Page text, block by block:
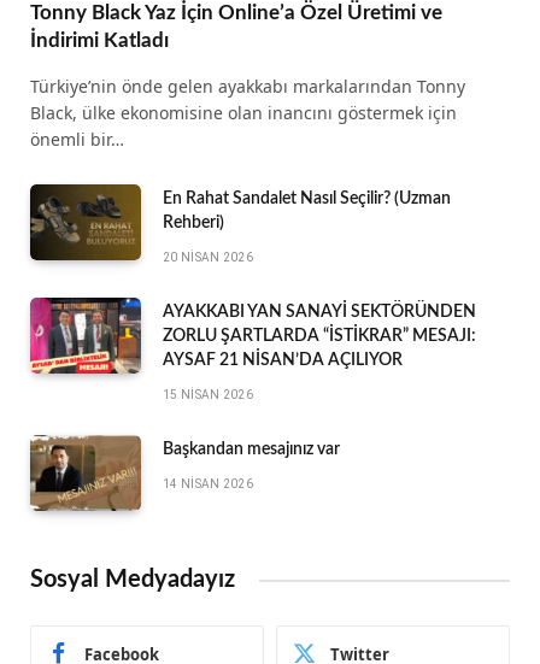
Tonny Black Yaz İçin Online’a Özel Üretimi ve
İndirimi Katladı
Türkiye’nin önde gelen ayakkabı markalarından Tonny
Black, ülke ekonomisine olan inancını göstermek için
önemli bir…
En Rahat Sandalet Nasıl Seçilir? (Uzman
Rehberi)
20 NISAN 2026
AYAKKABI YAN SANAYİ SEKTÖRÜNDEN
ZORLU ŞARTLARDA “İSTİKRAR” MESAJI:
AYSAF 21 NİSAN’DA AÇILIYOR
15 NISAN 2026
Başkandan mesajınız var
14 NISAN 2026
Sosyal Medyadayız
Facebook Twitter